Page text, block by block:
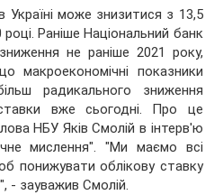
Україні може знизитися з 13,5
Раніше Національний банк
не раніше 2021 року,
показники
радикального зниження
вже сьогодні. Про це
НБУ Яків Смолій в інтерв'ю
мислення". "Ми маємо всі
понижувати облікову ставку
- зауважив Смолій.